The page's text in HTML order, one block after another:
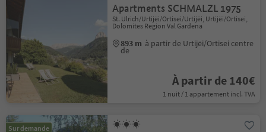
Apartments SCHMALZL 1975
St. Ulrich/Urtijëi/Ortisei/Urtijëi, Urtijëi/Ortisei,
Dolomites Region Val Gardena
893 m à partir de Urtijëi/Ortisei centre
de
À partir de 140€
1 nuit / 1 appartement incl. TVA
Sur demande